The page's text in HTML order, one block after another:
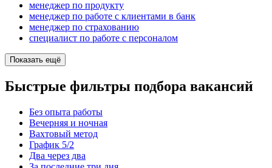
менеджер по продукту
менеджер по работе с клиентами в банк
менеджер по страхованию
специалист по работе с персоналом
Показать ещё
Быстрые фильтры подбора вакансий
Без опыта работы
Вечерняя и ночная
Вахтовый метод
График 5/2
Два через два